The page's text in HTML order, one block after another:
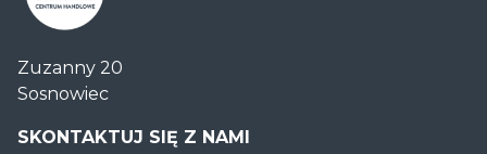
Handlowe
Auchan
Sosnowiec
Zuzanny 20
Sosnowiec
SKONTAKTUJ SIĘ Z NAMI